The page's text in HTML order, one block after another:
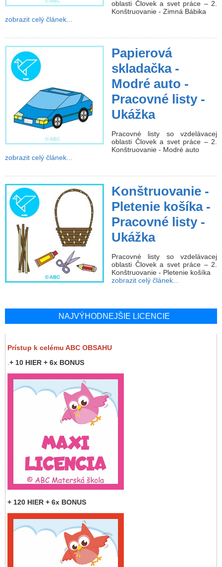
NAJVÝHODNEJŠIE LICENCIE
Prístup k celému ABC OBSAHU
+ 10 HIER + 6x BONUS
+ 120 HIER + 6x BONUS
oblasti Človek a svet práce – 2.
Konštruovanie - Zimná Bábika
zobrazit celý článek...
Papierová
skladačka -
Modré auto -
Pracovné listy -
Ukážka
Pracovné listy so vzdelávacej
oblasti Človek a svet práce – 2.
Konštruovanie - Modré auto
zobrazit celý článek...
Konštruovanie -
Pletenie košíka -
Pracovné listy -
Ukážka
Pracovné listy so vzdelávacej
oblasti Človek a svet práce – 2.
Konštruovanie - Pletenie košíka
zobrazit celý článek...